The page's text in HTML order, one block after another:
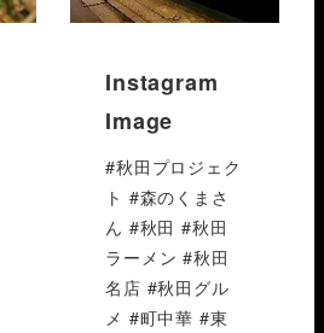
Instagram
Image
#秋田プロジェク
ト #森のくまさ
ん #秋田 #秋田
ラーメン #秋田
名店 #秋田グル
メ #町中華 #東